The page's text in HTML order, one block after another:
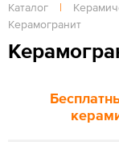
Отзывы
Сб, Вс — выходной
ЗАКАЗАТЬ ЗВОНОК
Вход /
Каталог |
Керамогранит